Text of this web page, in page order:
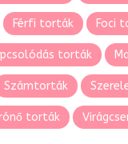
Férfi torták Foci
torták
Számtorták
torták